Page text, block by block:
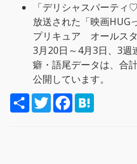
「デリシャスパーテ
放送された「映画
プリキュア オールス
3月20日～4月3日、3週
癖・語尾データは、合
公開しています。
S
h
T
w
F
a